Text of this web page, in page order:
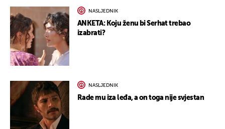
NASLJEDNIK
ANKETA: Koju ženu bi Serhat trebao
izabrati?
NASLJEDNIK
Rade mu iza leđa, a on toga nije svjestan